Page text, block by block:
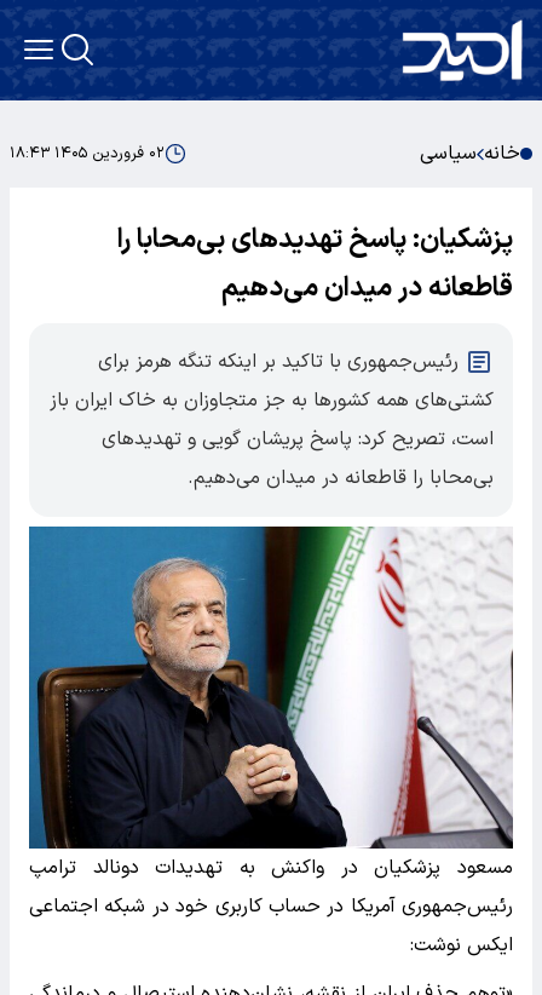
خانه سیاسی ۰۲ فروردین ۱۴۰۵ ۱۸:۴۳
پزشکیان: پاسخ تهدیدهای بی‌محابا را
قاطعانه در میدان می‌دهیم
رئیس‌جمهوری با تاکید بر اینکه تنگه هرمز برای
کشتی‌های همه کشورها به جز متجاوزان به خاک ایران باز
است، تصریح کرد: پاسخ پریشان گویی و تهدیدهای
بی‌محابا را قاطعانه در میدان می‌دهیم.
مسعود پزشکیان در واکنش به تهدیدات دونالد ترامپ
رئیس‌جمهوری آمریکا در حساب کاربری خود در شبکه اجتماعی
ایکس نوشت: